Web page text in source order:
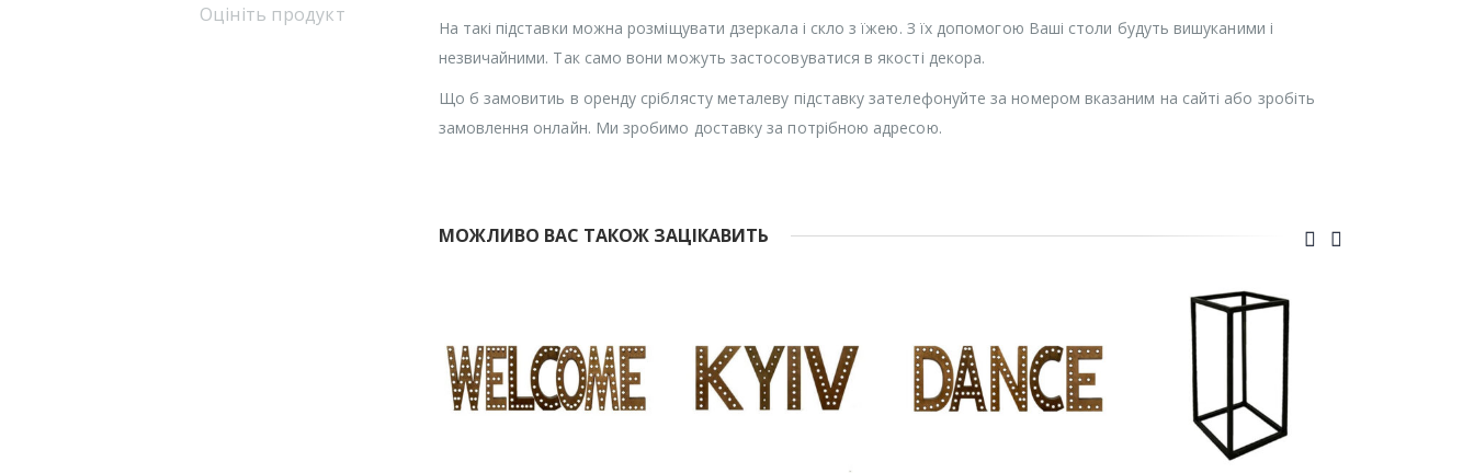
На такі підставки можна розміщувати дзеркала і скло з їжею. З їх допомогою Ваші столи будуть вишуканими і
незвичайними. Так само вони можуть застосовуватися в якості декора.
Що б замовитиь в оренду сріблясту металеву підставку зателефонуйте за номером вказаним на сайті або зробіть
замовлення онлайн. Ми зробимо доставку за потрібною адресою.
МОЖЛИВО ВАС ТАКОЖ ЗАЦІКАВИТЬ
Оцініть продукт